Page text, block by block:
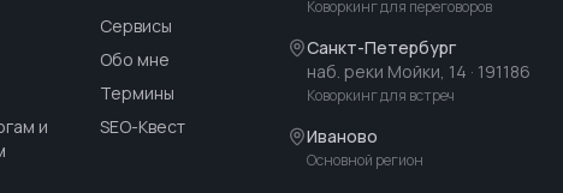
Сервисы
Обо мне
Термины
и
SEO-Квест
Коворкинг для переговоров
Санкт-Петербург
наб. реки Мойки, 14 · 191186
Коворкинг для встреч
Иваново
Основной регион